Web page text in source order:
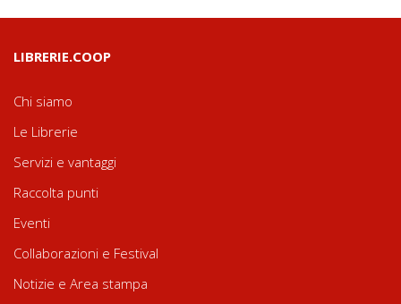
LIBRERIE.COOP
Chi siamo
Le Librerie
Servizi e vantaggi
Raccolta punti
Eventi
Collaborazioni e Festival
Notizie e Area stampa